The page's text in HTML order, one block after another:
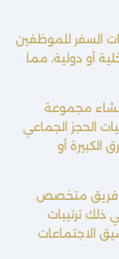
السفر للموظفين
أو دولية، مما
مجموعة
الحجز الجماعي
الكبيرة أو
فريق متخصص
ذلك ترتيبات
الاجتماعات